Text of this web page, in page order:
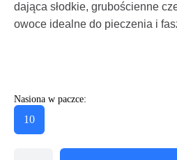
dająca słodkie, grubościenne
owoce idealne do pieczenia i
Nasiona w paczce:
10